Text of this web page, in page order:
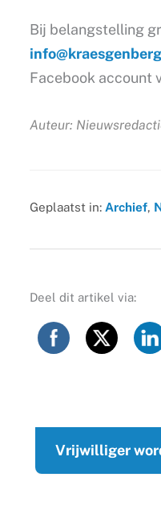
Bij belangstelling
Facebook account
Auteur:
Geplaatst in: Archief,
Deel dit artikel via:
Vrijwilliger